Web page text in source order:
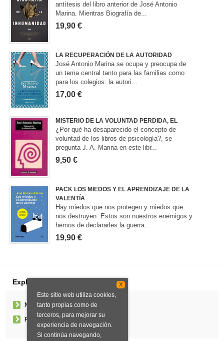
antítesis del libro anterior de José Antonio
Marina. Mientras Biografía de...
19,90 €
LA RECUPERACIÓN DE LA AUTORIDAD
José Antonio Marina se ocupa y preocupa de
un tema central tanto para las familias como
para los colegios: la autori...
17,00 €
MISTERIO DE LA VOLUNTAD PERDIDA, EL
¿Por qué ha desaparecido el concepto de
voluntad de los libros de psicología?, se
pregunta J. A. Marina en este libr...
9,50 €
PACK LOS MIEDOS Y EL APRENDIZAJE DE LA
VALENTÍA
Hay miedos que nos protegen y miedos que
nos destruyen. Estos son nuestros enemigos y
hemos de declararles la guerra...
19,90 €
Explorar
Noticias
Pedidos especiales
X
Este sitio web utiliza cookies,
tanto propias como de
terceros, para mejorar su
experiencia de navegación.
Si continúa navegando,